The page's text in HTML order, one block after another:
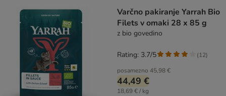
Varčno pakiranje Yarrah Bio
Filets v omaki 28 x 85 g
z bio govedino
posamezno 45,98 €
44,49 €
18,69 € / kg
Rating: 3.7/5 (12)